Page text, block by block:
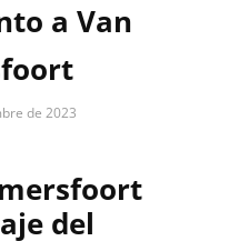
a Van
de 2023
del